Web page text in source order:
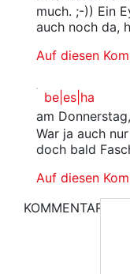
much. ;-)) Ein
auch noch da,
Auf diesen
be|es|ha
am
War ja auch
doch bald
Auf diesen
KOMMENTAR